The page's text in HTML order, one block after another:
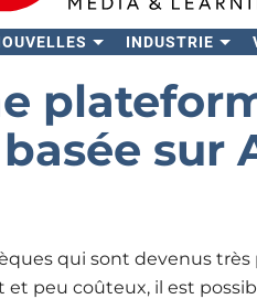
INDUSTRIE
sur
qui sont devenus
peu coûteux, il est